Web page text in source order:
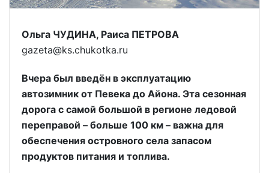
Ольга ЧУДИНА, Раиса ПЕТРОВА
gazeta@ks.chukotka.ru
Вчера был введён в эксплуатацию
автозимник от Певека до Айона. Эта сезонная
дорога с самой большой в регионе ледовой
переправой – больше 100 км – важна для
обеспечения островного села запасом
продуктов питания и топлива.